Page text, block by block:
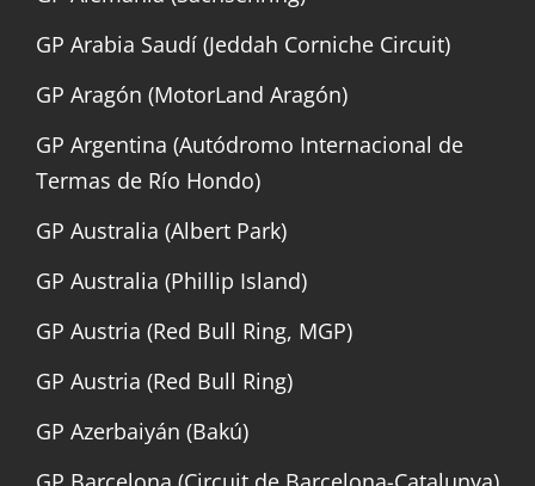
GP Arabia Saudí (Jeddah Corniche Circuit)
GP Aragón (MotorLand Aragón)
GP Argentina (Autódromo Internacional de
Termas de Río Hondo)
GP Australia (Albert Park)
GP Australia (Phillip Island)
GP Austria (Red Bull Ring, MGP)
GP Austria (Red Bull Ring)
GP Azerbaiyán (Bakú)